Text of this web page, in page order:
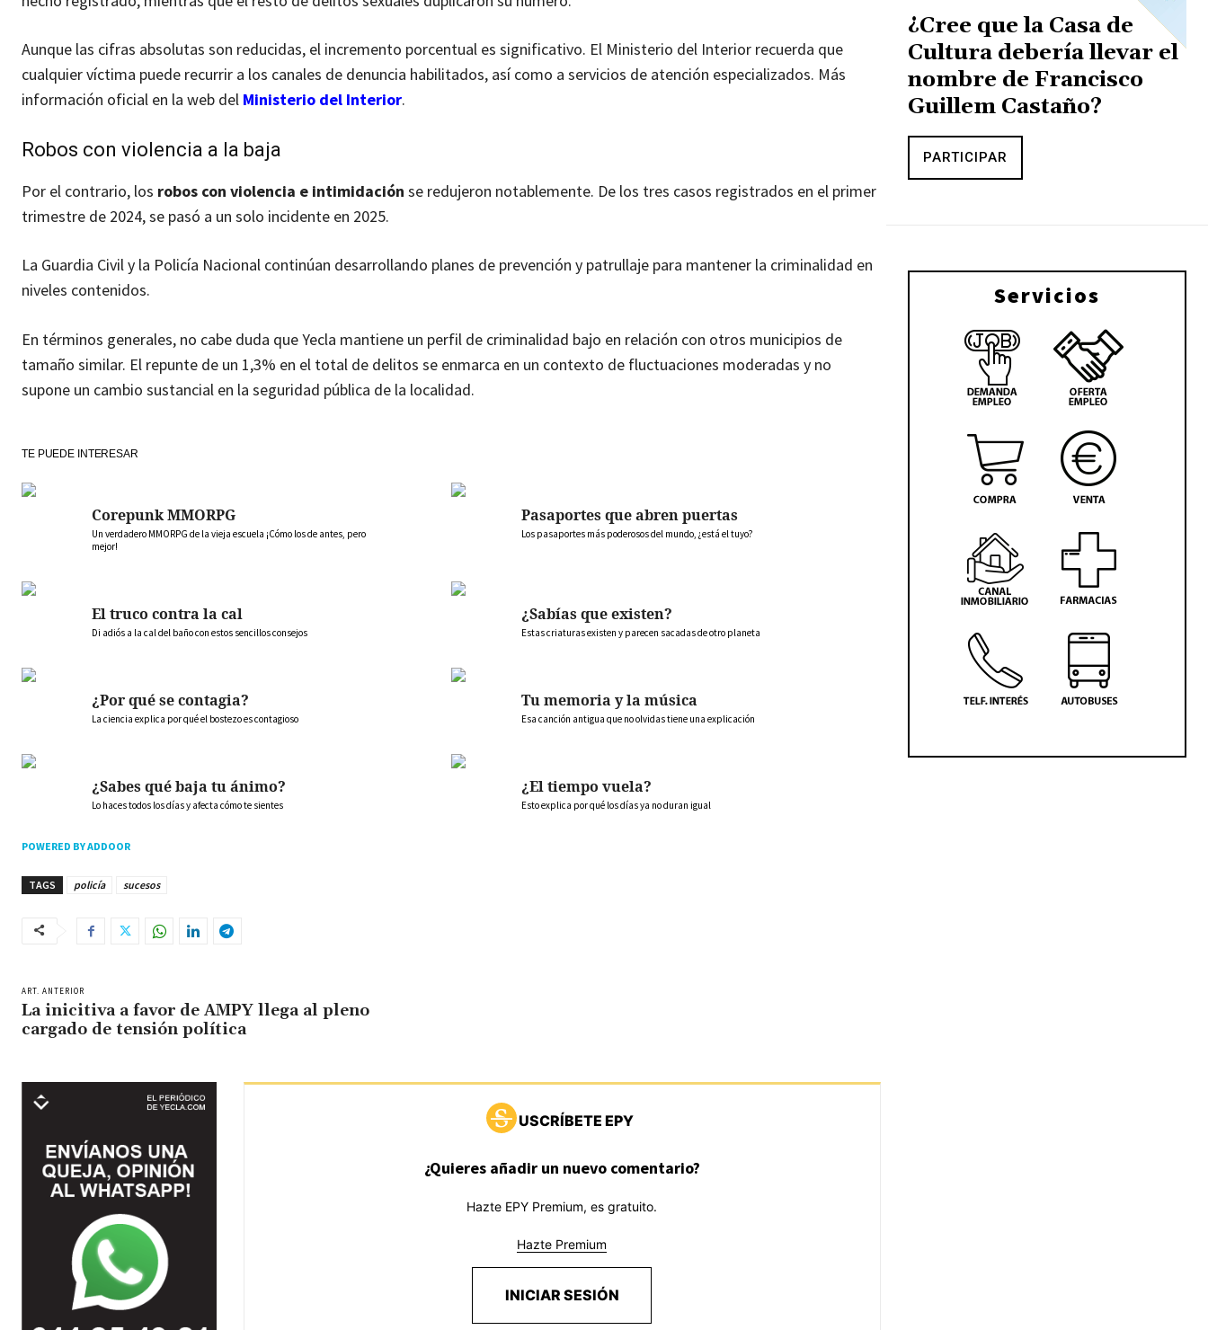
Aunque las cifras absolutas son reducidas, el incremento porcentual es significativo. El Ministerio del Interior recuerda que
cualquier víctima puede recurrir a los canales de denuncia habilitados, así como a servicios de atención especializados. Más
información oficial en la web del Ministerio del Interior.
Robos con violencia a la baja
Por el contrario, los robos con violencia e intimidación se redujeron notablemente. De los tres casos registrados en el primer
trimestre de 2024, se pasó a un solo incidente en 2025.
La Guardia Civil y la Policía Nacional continúan desarrollando planes de prevención y patrullaje para mantener la criminalidad en
niveles contenidos.
En términos generales, no cabe duda que Yecla mantiene un perfil de criminalidad bajo en relación con otros municipios de
tamaño similar. El repunte de un 1,3% en el total de delitos se enmarca en un contexto de fluctuaciones moderadas y no
supone un cambio sustancial en la seguridad pública de la localidad.
TE PUEDE INTERESAR
Corepunk MMORPG
Un verdadero MMORPG de la vieja escuela ¡Cómo los de antes, pero
mejor!
Pasaportes que abren puertas
Los pasaportes más poderosos del mundo, ¿está el tuyo?
El truco contra la cal
Di adiós a la cal del baño con estos sencillos consejos
¿Sabías que existen?
Estas criaturas existen y parecen sacadas de otro planeta
¿Por qué se contagia?
La ciencia explica por qué el bostezo es contagioso
Tu memoria y la música
Esa canción antigua que no olvidas tiene una explicación
¿Sabes qué baja tu ánimo?
Lo haces todos los días y afecta cómo te sientes
¿El tiempo vuela?
Esto explica por qué los días ya no duran igual
POWERED BY ADDOOR
TAGS policía sucesos
ART. ANTERIOR
La inicitiva a favor de AMPY llega al pleno
cargado de tensión política
USCRÍBETE EPY
¿Quieres añadir un nuevo comentario?
Hazte EPY Premium, es gratuito.
Hazte Premium
INICIAR SESIÓN
¿Cree que la Casa de
Cultura debería llevar el
nombre de Francisco
Guillem Castaño?
PARTICIPAR
Servicios